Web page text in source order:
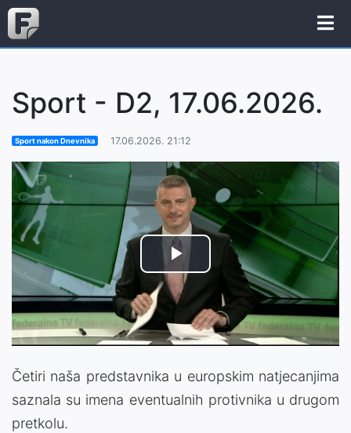
Sport - D2, 17.06.2026.
Sport nakon Dnevnika 17.06.2026. 21:12
Play
Video
Četiri naša predstavnika u europskim natjecanjima
saznala su imena eventualnih protivnika u drugom
pretkolu.